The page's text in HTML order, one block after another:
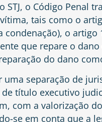
STJ, o Código Penal
tais como o
condenação), o artigo
que repare o
do dano
separação de
título executivo
com a valorização
se em conta que a